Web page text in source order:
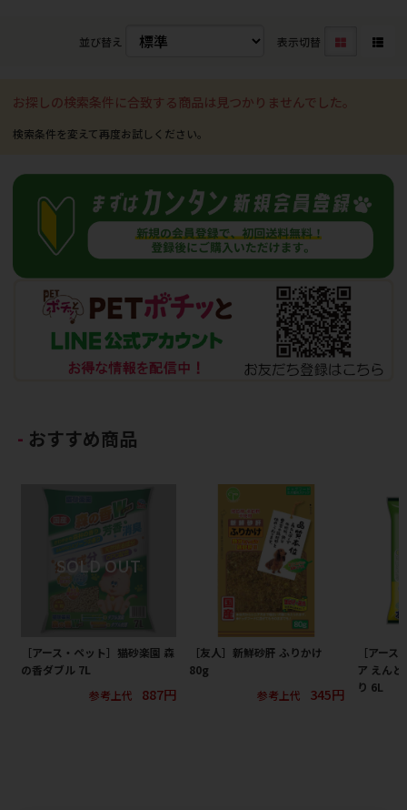
並び替え 表示切替
お探しの検索条件に合致する商品は見つかりませんでした。
おすすめ商品
［アース・ペット］猫砂楽園 森
の香ダブル 7L
参考上代
887円
［友人］新鮮砂肝 ふりかけ
80g
参考上代
345円
［アー
ア えん
り 6L